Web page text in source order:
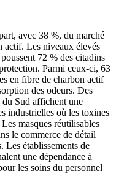
avec 38 %, du marché
actif. Les niveaux élevés
72 % des citadins
Parmi ceux-ci, 63
en fibre de charbon actif
des odeurs. Des
Sud affichent une
industrielles où les toxines
masques réutilisables
le commerce de détail
Les établissements de
une dépendance à
les soins du personnel